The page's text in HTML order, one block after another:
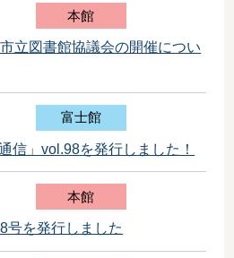
本館
立図書館協議会の開催につい
富士館
信」vol.98を発行しました！
本館
号を発行しました